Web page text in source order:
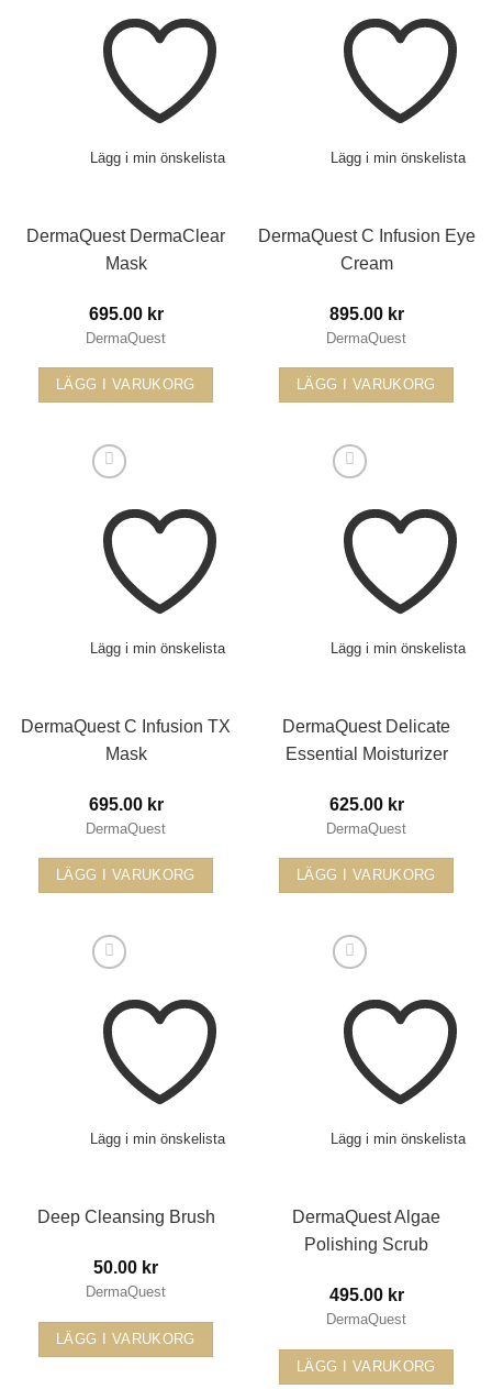
Lägg i min önskelista
DermaQuest DermaClear
Mask
695.00 kr
DermaQuest
LÄGG I VARUKORG
Lägg i min önskelista
DermaQuest C Infusion Eye
Cream
895.00 kr
DermaQuest
LÄGG I VARUKORG
Lägg i min önskelista
DermaQuest C Infusion TX
Mask
695.00 kr
DermaQuest
LÄGG I VARUKORG
Lägg i min önskelista
DermaQuest Delicate
Essential Moisturizer
625.00 kr
DermaQuest
LÄGG I VARUKORG
Lägg i min önskelista
Deep Cleansing Brush
50.00 kr
DermaQuest
LÄGG I VARUKORG
Lägg i min önskelista
DermaQuest Algae
Polishing Scrub
495.00 kr
DermaQuest
LÄGG I VARUKORG